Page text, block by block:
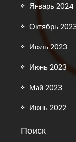
Январь 2024
Октябрь 2023
Июль 2023
Июнь 2023
Май 2023
Июнь 2022
Поиск